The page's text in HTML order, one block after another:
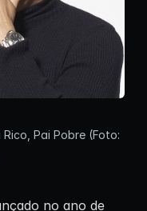
Pai Pobre (Foto:
no ano de